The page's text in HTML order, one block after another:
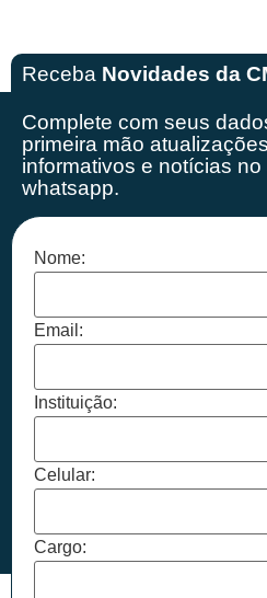
Receba Novidades da
Complete com seus
primeira mão
informativos e notícias
whatsapp.
Nome:
Email:
Instituição:
Celular:
Cargo: